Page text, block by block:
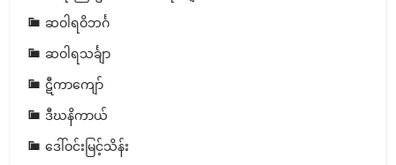
ဆဝါရဝိဘင်္ဂ
ဆဝါရသင်္ချာ
ဋီကာကျော်
ဒီဃနိကာယ်
ဒေါ်ဝင်းမြင့်သိန်း